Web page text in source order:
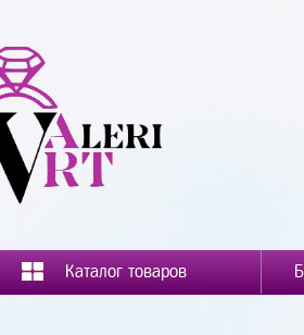
Каталог товаров